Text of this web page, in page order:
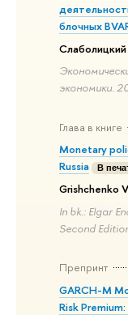
блочных
экономики.
Глава в книге
Monetary
Russia
В
Grishchenko
In bk.: Elgar
Second
Препринт
GARCH-M
Risk